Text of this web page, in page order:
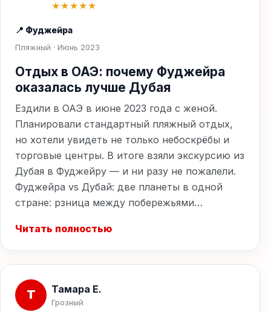
★★★★★
📍 Фуджейра
Пляжный · Июнь 2023
Отдых в ОАЭ: почему Фуджейра
оказалась лучше Дубая
Ездили в ОАЭ в июне 2023 года с женой.
Планировали стандартный пляжный отдых,
но хотели увидеть не только небоскрёбы и
торговые центры. В итоге взяли экскурсию из
Дубая в Фуджейру — и ни разу не пожалели.
Фуджейра vs Дубай: две планеты в одной
стране: рзница между побережьями…
Читать полностью
Т Тамара Е.
Грозный